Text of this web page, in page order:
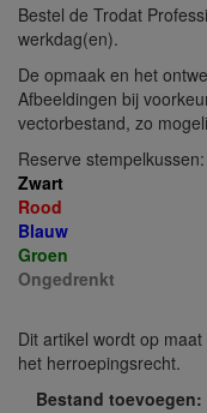
Bestel de Trodat
werkdag(en).
De opmaak en het
Afbeeldingen bij
vectorbestand, zo
Reserve stempelkussen:
Zwart
Rood
Blauw
Groen
Ongedrenkt
Dit artikel wordt op
het herroepingsrecht.
Bestand toevoegen: